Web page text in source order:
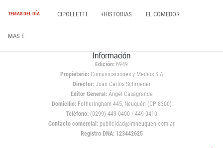
TEMAS DEL DÍA CIPOLLETTI +HISTORIAS EL COMEDOR
MAS E
Información
Edición: 6949
Propietario:Comunicaciones y Medios S.A
Director: Juan Carlos Schroeder
Editor General:Ángel Casagrande
Domicilio:Fotheringham 445, Neuquén (CP 8300)
Teléfono: (0299) 449 0400 / 449 0410
Contacto comercial: publicidad@lmneuquen.com.ar
Registro DNA: 123442625